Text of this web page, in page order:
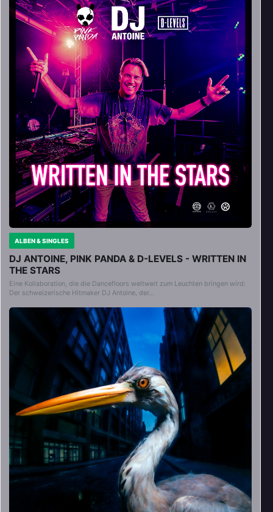
ALBEN & SINGLES
DJ ANTOINE, PINK PANDA & D-LEVELS - WRITTEN IN
THE STARS
Eine Kollaboration, die die Dancefloors weltweit zum Leuchten bringen wird:
Der schweizerische Hitmaker DJ Antoine, der…